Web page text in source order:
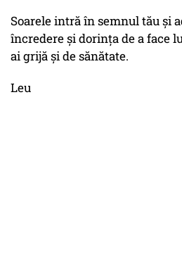
Soarele intră în semnul tău și
încredere și dorința de a face
ai grijă și de sănătate.
Leu